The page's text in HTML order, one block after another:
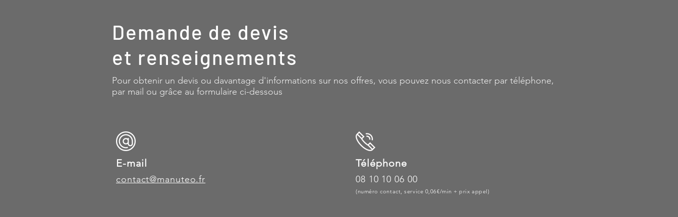
Demande de devis
et renseignements
Pour obtenir un devis ou davantage d'informations sur nos offres, vous pouvez nous contacter par téléphone,
par mail ou grâce au formulaire ci-dessous
E-mail
contact@manuteo.fr
Téléphone
08 10 10 06 00
(numéro contact, service 0,06€/min + prix appel)